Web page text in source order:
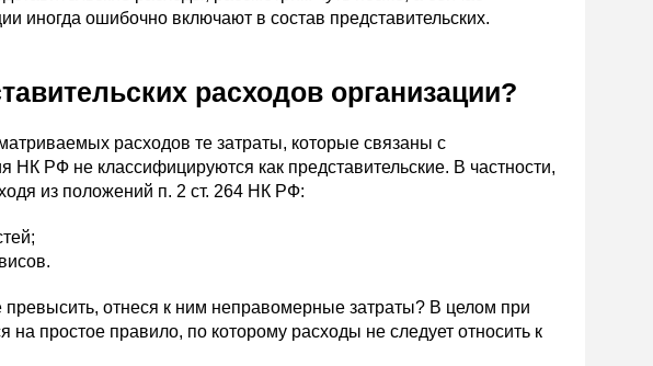
иногда ошибочно включают в состав представительских.
расходов организации?
расходов те затраты, которые связаны с
РФ не классифицируются как представительские. В частности,
из положений п. 2 ст. 264 НК РФ:
превысить, отнеся к ним неправомерные затраты? В целом при
простое правило, по которому расходы не следует относить к